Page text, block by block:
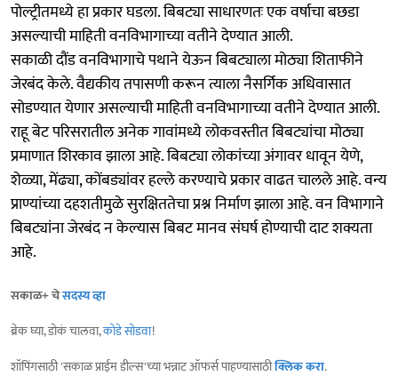
पोल्ट्रीतमध्ये हा प्रकार घडला. बिबट्या साधारणतः एक वर्षाचा बछडा
असल्याची माहिती वनविभागाच्या वतीने देण्यात आली.
सकाळी दौंड वनविभागाचे पथाने येऊन बिबट्याला मोठ्या शिताफीने
जेरबंद केले. वैद्यकीय तपासणी करून त्याला नैसर्गिक अधिवासात
सोडण्यात येणार असल्याची माहिती वनविभागाच्या वतीने देण्यात आली.
राहू बेट परिसरातील अनेक गावांमध्ये लोकवस्तीत बिबट्यांचा मोठ्या
प्रमाणात शिरकाव झाला आहे. बिबट्या लोकांच्या अंगावर धावून येणे,
शेळ्या, मेंढ्या, कोंबड्यांवर हल्ले करण्याचे प्रकार वाढत चालले आहे. वन्य
प्राण्यांच्या दहशतीमुळे सुरक्षिततेचा प्रश्न निर्माण झाला आहे. वन विभागाने
बिबट्यांना जेरबंद न केल्यास बिबट मानव संघर्ष होण्याची दाट शक्यता
आहे.
सकाळ+ चेसदस्य व्हा
ब्रेक घ्या, डोकं चालवा,कोडे सोडवा!
शॉपिंगसाठी 'सकाळ प्राईम डील्स'च्या भन्नाट ऑफर्स पाहण्यासाठीक्लिक करा.